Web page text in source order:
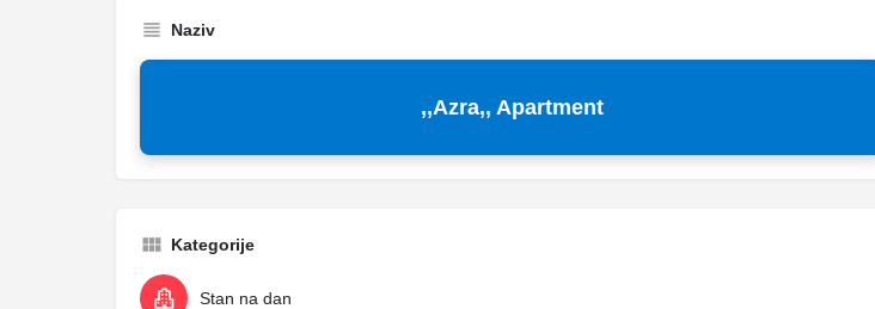
Naziv
,,Azra,, Apartment
Kategorije
Stan na dan